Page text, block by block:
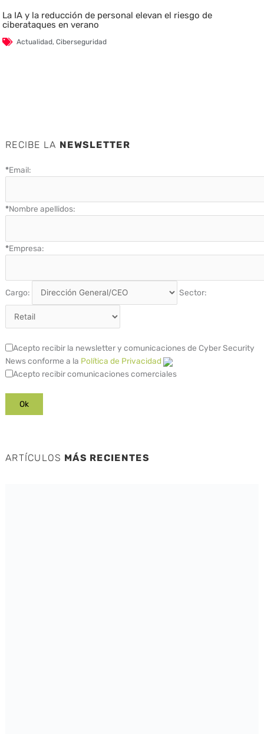
La IA y la reducción de personal elevan el riesgo de
ciberataques en verano
Actualidad,Ciberseguridad
RECIBE LA NEWSLETTER
*Email:
*Nombre apellidos:
*Empresa:
Cargo: Sector:
Acepto recibir la newsletter y comunicaciones de Cyber Security
News conforme a la Política de Privacidad
Acepto recibir comunicaciones comerciales
ARTÍCULOS MÁS RECIENTES